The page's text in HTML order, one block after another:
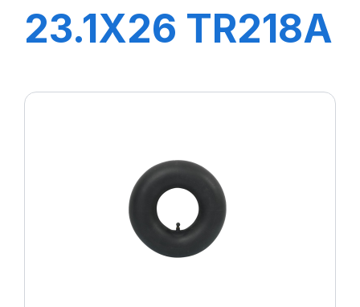
23.1X26 TR218A